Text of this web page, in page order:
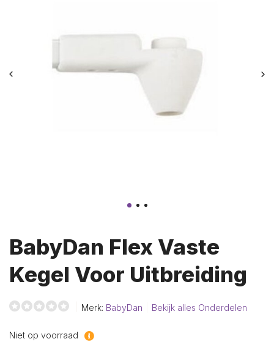
BabyDan Flex Vaste
Kegel Voor Uitbreiding
Merk: BabyDan Bekijk alles Onderdelen
Niet op voorraad